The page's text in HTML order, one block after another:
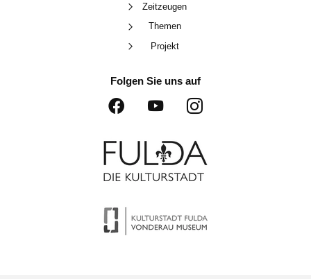
Zeitzeugen
Themen
Projekt
Folgen Sie uns auf